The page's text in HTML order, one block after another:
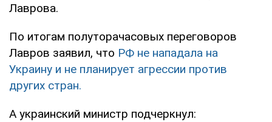
Лаврова.
По итогам полуторачасовых переговоров
Лавров заявил, что РФ не нападала на
Украину и не планирует агрессии против
других стран.
А украинский министр подчеркнул: